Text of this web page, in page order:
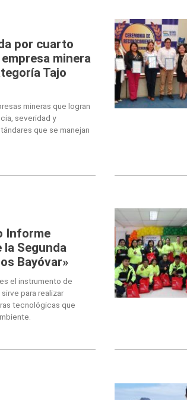
por cuarto
minera
Tajo
mineras que logran
severidad y
que se manejan
Informe
Segunda
Bayóvar»
el instrumento de
para realizar
tecnológicas que